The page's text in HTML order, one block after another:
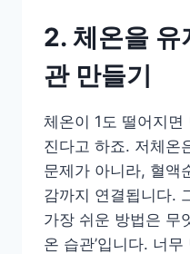
2. 체온을 유
관 만들기
체온이 1도 떨어지
진다고 하죠. 저체온
문제가 아니라, 혈액
감까지 연결됩니다.
가장 쉬운 방법은 무
온 습관’입니다. 너